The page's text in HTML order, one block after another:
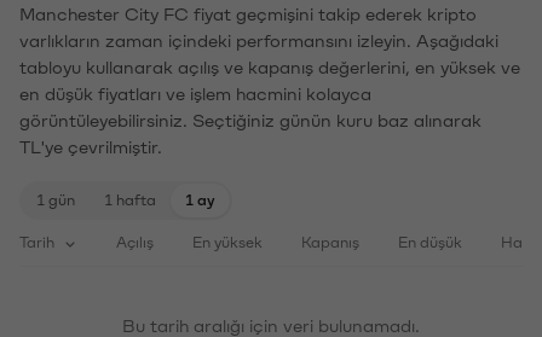
Manchester City FC fiyat geçmişini takip ederek kripto
varlıkların zaman içindeki performansını izleyin. Aşağıdaki
tabloyu kullanarak açılış ve kapanış değerlerini, en yüksek ve
en düşük fiyatları ve işlem hacmini kolayca
görüntüleyebilirsiniz. Seçtiğiniz günün kuru baz alınarak
TL'ye çevrilmiştir.
1 gün 1 hafta 1 ay
Tarih Açılış En yüksek Kapanış En düşük
Bu tarih aralığı için veri bulunamadı.